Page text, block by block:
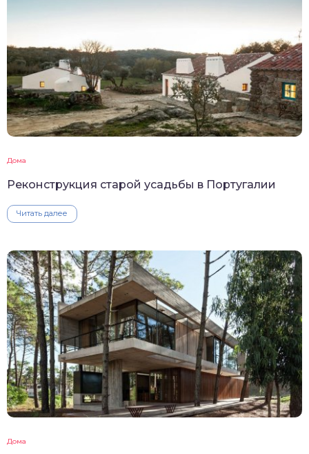
Дома
Реконструкция старой усадьбы в Португалии
Читать далее
Дома